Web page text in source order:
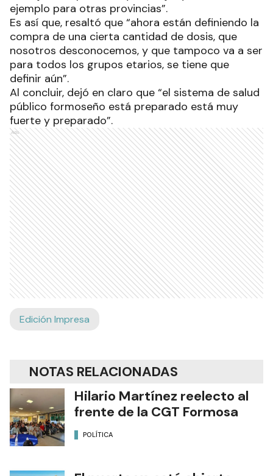
ejemplo para otras provincias”.
Es así que, resaltó que “ahora están definiendo la
compra de una cierta cantidad de dosis, que
nosotros desconocemos, y que tampoco va a ser
para todos los grupos etarios, se tiene que
definir aún”.
Al concluir, dejó en claro que “el sistema de salud
público formoseño está preparado está muy
fuerte y preparado”.
Ads
Edición Impresa
NOTAS RELACIONADAS
Hilario Martínez reelecto al
frente de la CGT Formosa
POLÍTICA